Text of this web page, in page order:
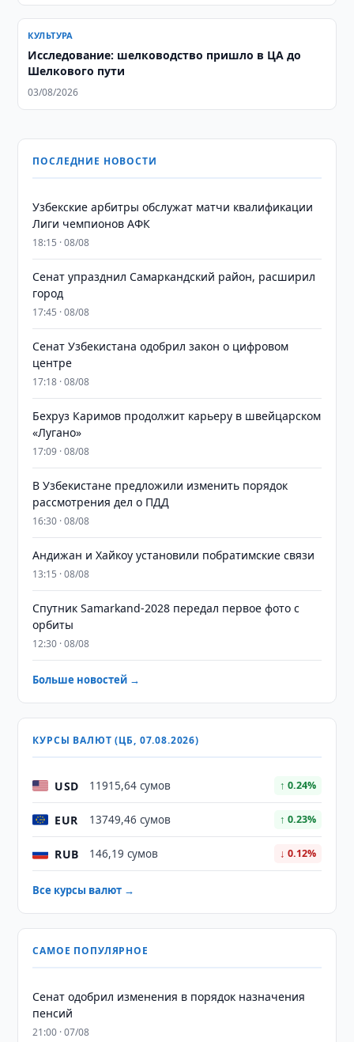
КУЛЬТУРА
Исследование: шелководство пришло в ЦА до
Шелкового пути
03/08/2026
ПОСЛЕДНИЕ НОВОСТИ
Узбекские арбитры обслужат матчи квалификации
Лиги чемпионов АФК
18:15 · 08/08
Сенат упразднил Самаркандский район, расширил
город
17:45 · 08/08
Сенат Узбекистана одобрил закон о цифровом
центре
17:18 · 08/08
Бехруз Каримов продолжит карьеру в швейцарском
«Лугано»
17:09 · 08/08
В Узбекистане предложили изменить порядок
рассмотрения дел о ПДД
16:30 · 08/08
Андижан и Хайкоу установили побратимские связи
13:15 · 08/08
Спутник Samarkand-2028 передал первое фото с
орбиты
12:30 · 08/08
Больше новостей →
КУРСЫ ВАЛЮТ (ЦБ, 07.08.2026)
USD 11915,64 сумов ↑ 0.24%
EUR 13749,46 сумов ↑ 0.23%
RUB 146,19 сумов ↓ 0.12%
Все курсы валют →
САМОЕ ПОПУЛЯРНОЕ
Сенат одобрил изменения в порядок назначения
пенсий
21:00 · 07/08